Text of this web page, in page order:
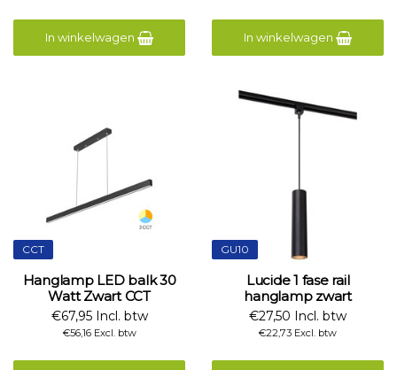
In winkelwagen In winkelwagen
CCT
Hanglamp LED balk 30
Watt Zwart CCT
€67,95 Incl. btw
€56,16 Excl. btw
GU10
Lucide 1 fase rail
hanglamp zwart
€27,50 Incl. btw
€22,73 Excl. btw